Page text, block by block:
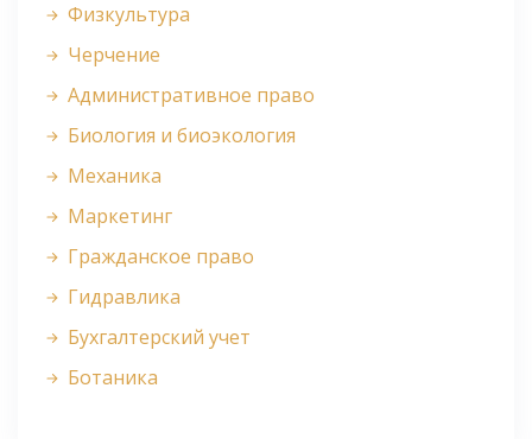
Физкультура
Черчение
Административное право
Биология и биоэкология
Механика
Маркетинг
Гражданское право
Гидравлика
Бухгалтерский учет
Ботаника